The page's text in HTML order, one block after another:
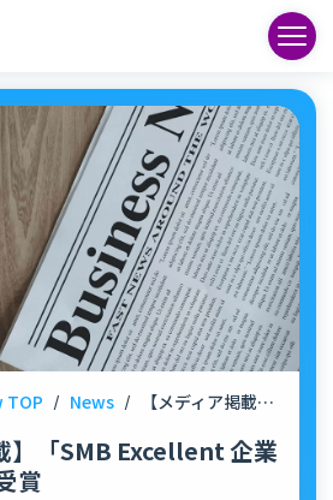
TOP / News / 【メディア掲載】「SMB Excellent 企業賞 AI部門」を受賞
】「SMB Excellent 企業
賞